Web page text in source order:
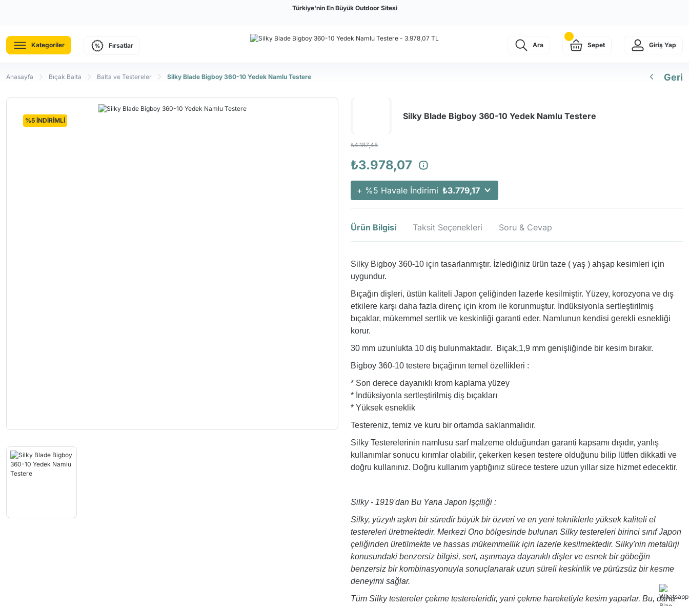
Türkiye'nin En Büyük Outdoor Sitesi
Kategoriler Fırsatlar Ara Sepet Giriş Yap
Anasayfa Bıçak Balta Balta ve Testereler Silky Blade Bigboy 360-10 Yedek Namlu Testere Geri
%5 İNDİRİMLİ Silky Blade Bigboy 360-10 Yedek Namlu Testere
₺4.187,45
₺3.978,07
+ %5 Havale İndirimi ₺3.779,17
Ürün Bilgisi Taksit Seçenekleri Soru & Cevap
Silky Bigboy 360-10 için tasarlanmıştır. İzlediğiniz ürün taze ( yaş ) ahşap kesimleri için
uygundur.
Bıçağın dişleri, üstün kaliteli Japon çeliğinden lazerle kesilmiştir. Yüzey, korozyona ve dış
etkilere karşı daha fazla direnç için krom ile korunmuştur. İndüksiyonla sertleştirilmiş
bıçaklar, mükemmel sertlik ve keskinliği garanti eder. Namlunun kendisi gerekli esnekliği
korur.
30 mm uzunlukta 10 diş bulunmaktadır. Bıçak,1,9 mm genişliğinde bir kesim bırakır.
Bigboy 360-10 testere bıçağının temel özellikleri :
* Son derece dayanıklı krom kaplama yüzey
* İndüksiyonla sertleştirilmiş diş bıçakları
* Yüksek esneklik
Testereniz, temiz ve kuru bir ortamda saklanmalıdır.
Silky Testerelerinin namlusu sarf malzeme olduğundan garanti kapsamı dışıdır, yanlış
kullanımlar sonucu kırımlar olabilir, çekerken kesen testere olduğunu bilip lütfen dikkatli ve
doğru kullanınız. Doğru kullanım yaptığınız sürece testere uzun yıllar size hizmet edecektir.
Silky - 1919'dan Bu Yana Japon İşçiliği :
Silky, yüzyılı aşkın bir süredir büyük bir özveri ve en yeni tekniklerle yüksek kaliteli el
testereleri üretmektedir. Merkezi Ono bölgesinde bulunan Silky testereleri birinci sınıf Japon
çeliğinden üretilmekte ve hassas mükemmellik için lazerle kesilmektedir. Silky'nin metalürji
konusundaki benzersiz bilgisi, sert, aşınmaya dayanıklı dişler ve esnek bir göbeğin
benzersiz bir kombinasyonuyla sonuçlanarak uzun süreli keskinlik ve pürüzsüz bir kesme
deneyimi sağlar.
Tüm Silky testereler çekme testereleridir, yani çekme hareketiyle kesim yaparlar. Bu, daha